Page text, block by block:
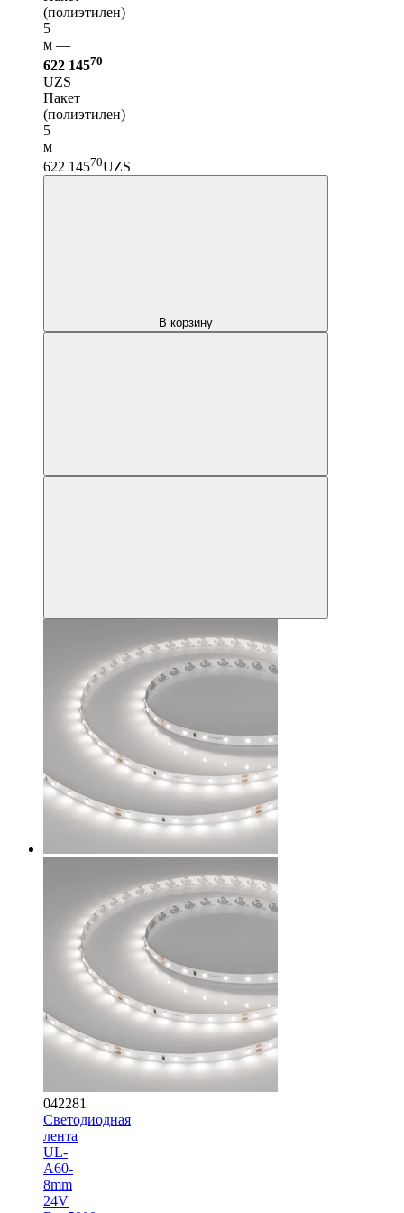
(полиэтилен)
5
м —
622 14570
UZS
Пакет
(полиэтилен)
5
м
622 14570UZS
В корзину
042281
Светодиодная
лента
UL-
A60-
8mm
24V